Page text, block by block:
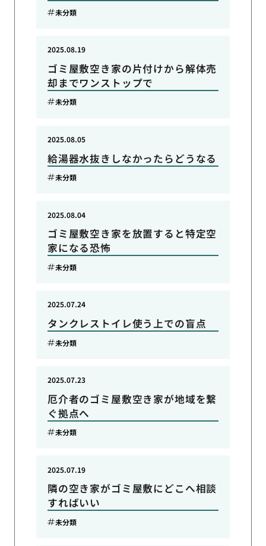
未分類
ゴミ屋敷空き家の片付けから解体売
却までワンストップで
2025.08.19
未分類
給湯器水抜きしなかったらどうなる
2025.08.05
未分類
ゴミ屋敷空き家を放置すると特定空
家になる恐怖
2025.08.04
未分類
タンクレストイレ使う上での盲点
2025.07.24
未分類
厄介者のゴミ屋敷空き家が地域を繋
ぐ拠点へ
2025.07.23
未分類
隣の空き家がゴミ屋敷にどこへ相談
すればいい
2025.07.19
未分類